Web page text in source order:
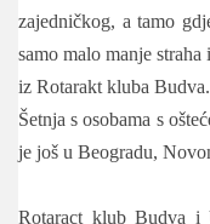
zajedničkog, a tamo
samo malo manje
iz Rotarakt kluba Budva.
Šetnja s osobama s
je još u Beogradu,
Rotaract klub Budva i